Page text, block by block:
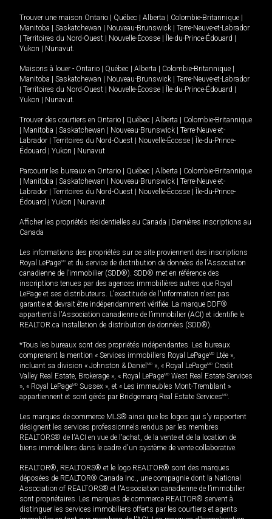
Trouver une maison Ontario Québec Alberta Colombie-Britannique
Manitoba
Saskatchewan Nouveau-Brunswick
Terre-Neuve-et-Labrador
Territoires du Nord-Ouest Nouvelle-Écosse Île-du-Prince-Édouard
Yukon
Nunavut.
Maisons à louer - Ontario Québec Alberta Colombie-Britannique
Manitoba
Saskatchewan Nouveau-Brunswick
Terre-Neuve-et-Labrador
Territoires du Nord-Ouest Nouvelle-Écosse Île-du-Prince-Édouard
Yukon
Nunavut.
Trouver des courtiers en Ontario Québec Alberta
Colombie-Britannique
Manitoba Saskatchewan Nouveau-Brunswick
Terre-Neuve-et-
Labrador
Territoires du Nord-Ouest Nouvelle-Écosse
Île-du-Prince-
Édouard
Yukon Nunavut
Parcourir les bureaux en Ontario Québec Alberta
Colombie-Britannique
Manitoba Saskatchewan Nouveau-Brunswick
Terre-Neuve-et-
Labrador
Territoires du Nord-Ouest Nouvelle-Écosse
Île-du-Prince-
Édouard
Yukon Nunavut
Afficher les propriétés résidentielles au Canada
Dernières inscriptions au
Canada
Les informations des propriétés sur ce site proviennent des inscriptions
Royal LePageMD et du service de distribution de données de l'Association
canadienne de l’immobilier (SDD®). SDD® met en référence des
inscriptions tenues par des agences immobilières autres que Royal
LePage et ses distributeurs. L'exactitude de l'information n'est pas
garantie et devrait être indépendamment vérifiée. La marque DDF®
appartient à l'Association canadienne de l’immobilier (ACI) et identifie le
REALTOR.ca Installation de distribution de données (SDD®).
*Tous les bureaux sont des propriétés indépendantes. Les bureaux
comprenant la mention « Services immobiliers Royal LePageMD Ltée »,
incluant sa division « Johnston & Daniel MD », « Royal LePageMD Credit
Valley Real Estate, Brokerage », « Royal LePageMD West Real Estate Services
», « Royal LePageMD Sussex », et « Les immeubles Mont-Tremblant »
appartiennent et sont gérés par Bridgemarq Real Estate ServicesMD.
Les marques de commerce MLS® ainsi que les logos qui s'y rapportent
désignent les services professionnels rendus par les membres
REALTORS® de l'ACI en vue de l'achat, de la vente et de la location de
biens immobiliers dans le cadre d'un système de vente collaborative.
REALTOR®, REALTORS® et le logo REALTOR® sont des marques
déposées de REALTOR® Canada Inc., une compagnie dont la National
Association of REALTORS® et l'Association canadienne de l’immobilier
sont propriétaires. Les marques de commerce REALTOR® servent à
distinguer les services immobiliers offerts par les courtiers et agents